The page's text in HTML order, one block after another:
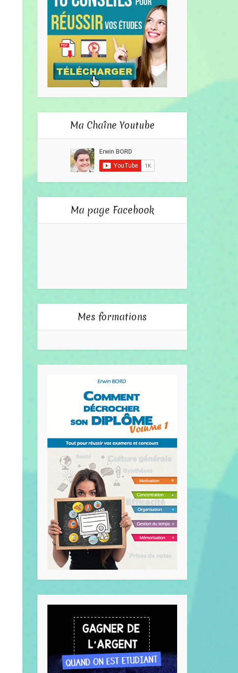
Ma Chaîne Youtube
Ma page Facebook
Mes formations